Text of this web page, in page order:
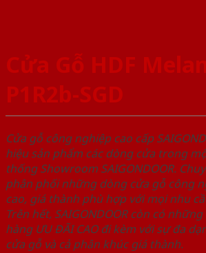
Cửa Gỗ HDF
P1R2b-SGD
Cửa gỗ công nghiệp cao cấp
hiệu sản phẩm các dòng cửa trong
thống Showroom SAIGONDOOR.
phân phối những dòng cửa gỗ công
cao, giá thành phù hợp với mọi nhu
Trên hết, SAIGONDOOR còn có
hàng ƯU ĐÃI CAO đi kèm với sự đa
cửa gỗ và cả phân khúc giá thành.